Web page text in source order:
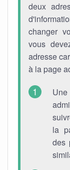
deux
changer
vous
adresse
à la page
la
des